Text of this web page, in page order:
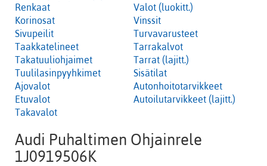
Renkaat
Korinosat
Sivupeilit
Taakkatelineet
Takatuuliohjaimet
Tuulilasinpyyhkimet
Ajovalot
Etuvalot
Takavalot
Valot (luokitt.)
Vinssit
Turvavarusteet
Tarrakalvot
Tarrat (lajitt.)
Sisätilat
Autonhoitotarvikkeet
Autoilutarvikkeet (lajitt.)
Audi Puhaltimen Ohjainrele
1J0919506K